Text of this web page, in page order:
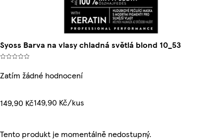
Syoss Barva na vlasy chladná světlá blond 10_53
Zatím žádné hodnocení
149,90 Kč149,90 Kč/kus
Tento produkt je momentálně nedostupný.